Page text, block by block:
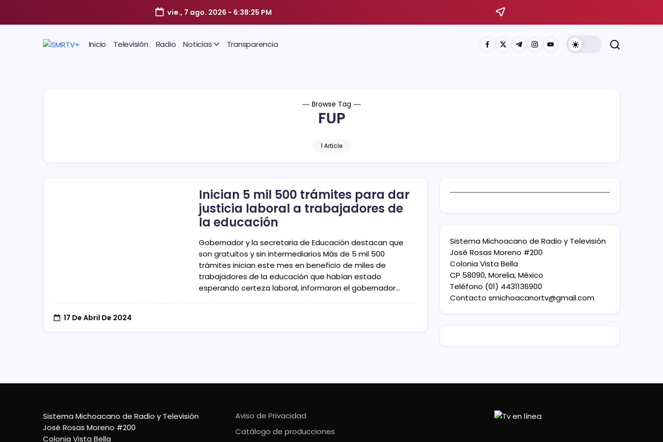
vie., 7 ago. 2026 - 6:38:26 PM
Inicio Televisión Radio Noticias Transparencia
Browse Tag
FUP
1 Article
Inician 5 mil 500 trámites para dar
justicia laboral a trabajadores de
la educación
Gobernador y la secretaria de Educación destacan que
son gratuitos y sin intermediarios Más de 5 mil 500
trámites inician este mes en beneficio de miles de
trabajadores de la educación que habían estado
esperando certeza laboral, informaron el gobernador…
17 De Abril De 2024
Sistema Michoacano de Radio y Televisión
José Rosas Moreno #200
Colonia Vista Bella
CP 58090, Morelia, México
Teléfono (01) 4431136900
Contacto smichoacanortv@gmail.com
Sistema Michoacano de Radio y Televisión
José Rosas Moreno #200
Colonia Vista Bella
Aviso de Privacidad
Catálogo de producciones